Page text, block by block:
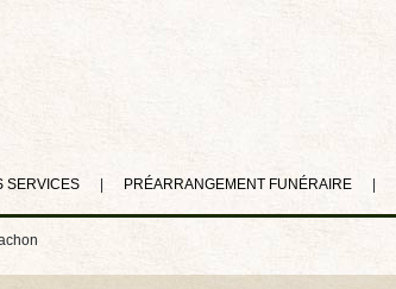
SERVICES PRÉARRANGEMENT FUNÉRAIRE